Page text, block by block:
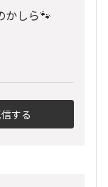
かしら🐾
する